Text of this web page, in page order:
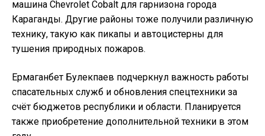
машина Chevrolet Cobalt для гарнизона города
Караганды. Другие районы тоже получили различную
технику, такую как пикапы и автоцистерны для
тушения природных пожаров.
Ермаганбет Булекпаев подчеркнул важность работы
спасательных служб и обновления спецтехники за
счёт бюджетов республики и области. Планируется
также приобретение дополнительной техники в этом